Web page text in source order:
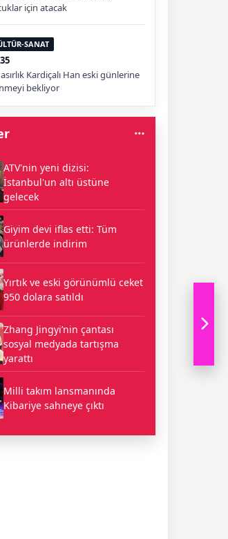
için atacak
SANAT
Kardiçalı Han eski günlerine
bekliyor
ATV'nin yeni dizisi:
İstanbul'un altı üstüne
gelecek
Giyim devi iflas etti: Tüm
ürünlerde indirim
Yırtık ve eski görünümlü ceket
950 dolara satıldı
Zhang Jingyi’nin çantası
sosyal medyada tartışma
yarattı
Milli takım lansmanında
Kibariye sahneye çıktı